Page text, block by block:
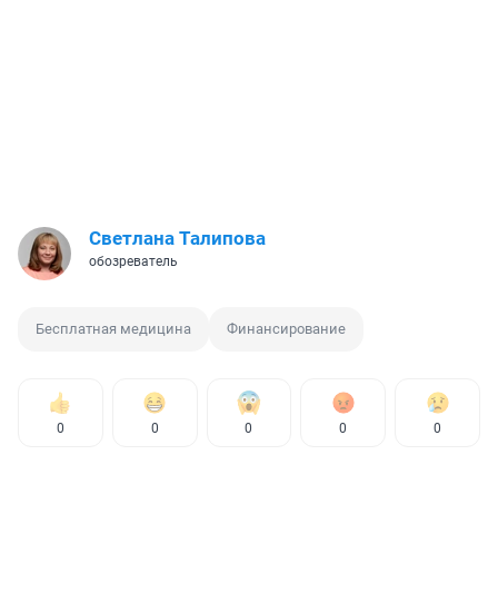
Светлана Талипова
обозреватель
Бесплатная медицина Финансирование
0 0 0 0 0